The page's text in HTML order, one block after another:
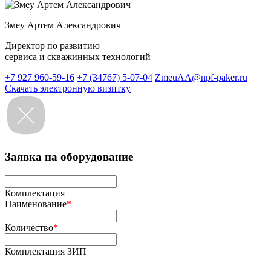
Змеу Артем Александрович
Директор по развитию
сервиса и скважинных технологий
+7 927 960-59-16 +7 (34767) 5-07-04 ZmeuAA@npf-paker.ru
Скачать электронную визитку
Заявка на оборудование
Комплектация
Наименование*
Количество*
Комплектация ЗИП